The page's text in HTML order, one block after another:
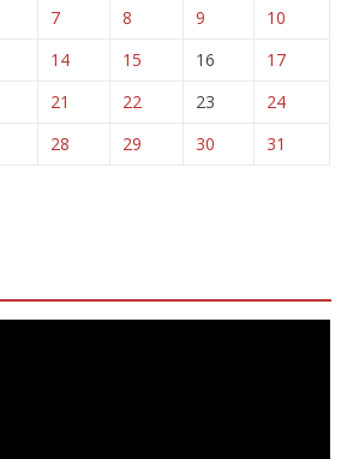
7 8 9
10
14 15 16
17
21 22 23
24
28 29 30 31